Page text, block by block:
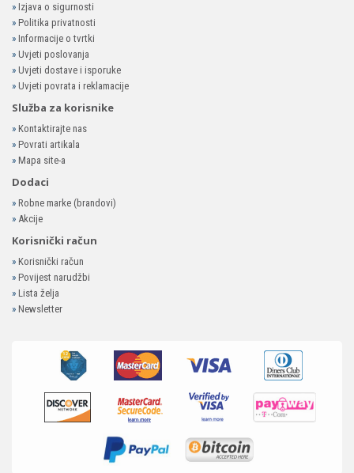
» Izjava o sigurnosti
» Politika privatnosti
» Informacije o tvrtki
» Uvjeti poslovanja
» Uvjeti dostave i isporuke
» Uvjeti povrata i reklamacije
Služba za korisnike
» Kontaktirajte nas
» Povrati artikala
» Mapa site-a
Dodaci
» Robne marke (brandovi)
» Akcije
Korisnički račun
» Korisnički račun
» Povijest narudžbi
» Lista želja
» Newsletter